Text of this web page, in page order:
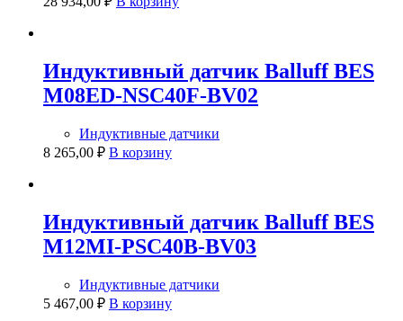
Индуктивный датчик Balluff BES
M08ED-NSC40F-BV02
Индуктивные датчики
8 265,00 ₽ В корзину
Индуктивный датчик Balluff BES
M12MI-PSC40B-BV03
Индуктивные датчики
5 467,00 ₽ В корзину